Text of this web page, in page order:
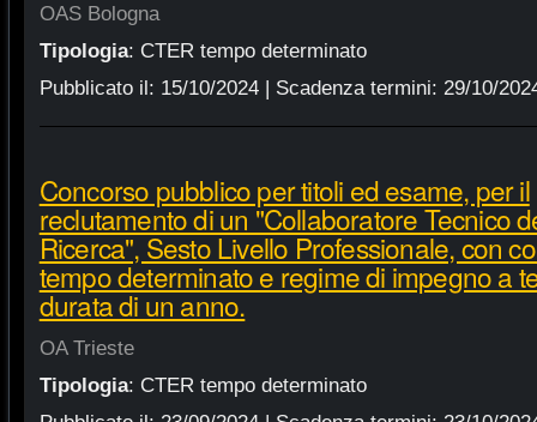
OAS Bologna
Tipologia: CTER tempo determinato
Pubblicato il: 15/10/2024| Scadenza termini: 29/10/
Concorso pubblico per titoli ed esame, per il
reclutamento di un "Collaboratore Tecnico
Ricerca", Sesto Livello Professionale, con
tempo determinato e regime di impegno a
durata di un anno.
OA Trieste
Tipologia: CTER tempo determinato